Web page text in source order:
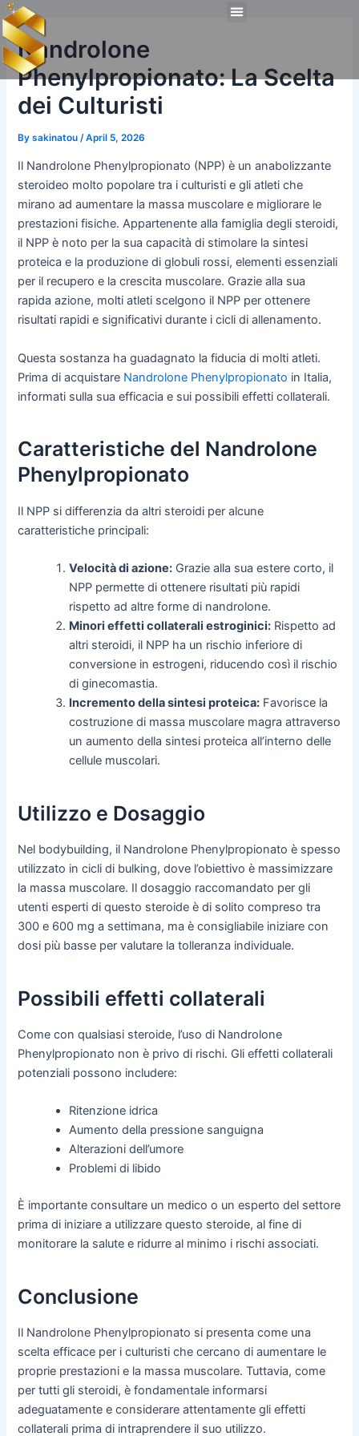
Skip
to
content
Menu
Nandrolone
Phenylpropionato: La Scelta
dei Culturisti
Bysakinatou /April 5, 2026
Il Nandrolone Phenylpropionato (NPP) è un anabolizzante
steroideo molto popolare tra i culturisti e gli atleti che
mirano ad aumentare la massa muscolare e migliorare le
prestazioni fisiche. Appartenente alla famiglia degli steroidi,
il NPP è noto per la sua capacità di stimolare la sintesi
proteica e la produzione di globuli rossi, elementi essenziali
per il recupero e la crescita muscolare. Grazie alla sua
rapida azione, molti atleti scelgono il NPP per ottenere
risultati rapidi e significativi durante i cicli di allenamento.
Questa sostanza ha guadagnato la fiducia di molti atleti.
Prima di acquistare Nandrolone Phenylpropionato in Italia,
informati sulla sua efficacia e sui possibili effetti collaterali.
Caratteristiche del Nandrolone
Phenylpropionato
Il NPP si differenzia da altri steroidi per alcune
caratteristiche principali:
Velocità di azione: Grazie alla sua estere corto, il
NPP permette di ottenere risultati più rapidi
rispetto ad altre forme di nandrolone.
Minori effetti collaterali estroginici: Rispetto ad
altri steroidi, il NPP ha un rischio inferiore di
conversione in estrogeni, riducendo così il rischio
di ginecomastia.
Incremento della sintesi proteica: Favorisce la
costruzione di massa muscolare magra attraverso
un aumento della sintesi proteica all’interno delle
cellule muscolari.
Utilizzo e Dosaggio
Nel bodybuilding, il Nandrolone Phenylpropionato è spesso
utilizzato in cicli di bulking, dove l’obiettivo è massimizzare
la massa muscolare. Il dosaggio raccomandato per gli
utenti esperti di questo steroide è di solito compreso tra
300 e 600 mg a settimana, ma è consigliabile iniziare con
dosi più basse per valutare la tolleranza individuale.
Possibili effetti collaterali
Come con qualsiasi steroide, l’uso di Nandrolone
Phenylpropionato non è privo di rischi. Gli effetti collaterali
potenziali possono includere:
Ritenzione idrica
Aumento della pressione sanguigna
Alterazioni dell’umore
Problemi di libido
È importante consultare un medico o un esperto del settore
prima di iniziare a utilizzare questo steroide, al fine di
monitorare la salute e ridurre al minimo i rischi associati.
Conclusione
Il Nandrolone Phenylpropionato si presenta come una
scelta efficace per i culturisti che cercano di aumentare le
proprie prestazioni e la massa muscolare. Tuttavia, come
per tutti gli steroidi, è fondamentale informarsi
adeguatamente e considerare attentamente gli effetti
collaterali prima di intraprendere il suo utilizzo.
Post
navigation